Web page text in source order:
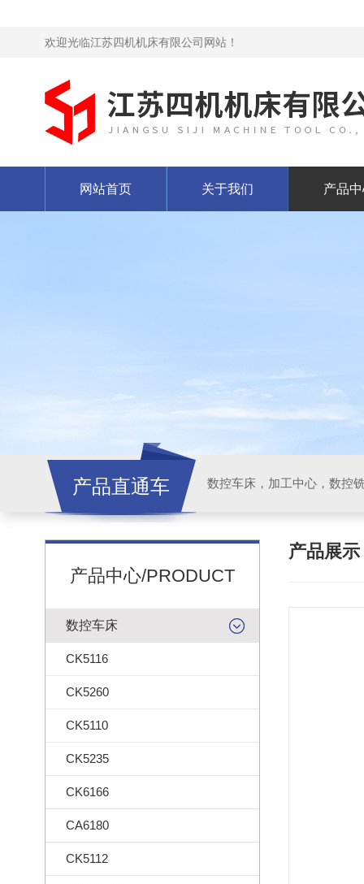
欢迎光临江苏四机机床有限公司网站！
网站首页 关于我们 产品
产品直通车
产品中心/PRODUCT
数控车床
CK5116
CK5260
CK5110
CK5235
CK6166
CA6180
CK5112
产品展示